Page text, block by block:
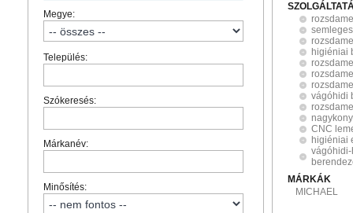
Megye:
Település:
Szókeresés:
Márkanév:
Minősítés:
higiéniai
vágóhidi
CNC
higiéniai
MÁRKÁK
MICHAEL